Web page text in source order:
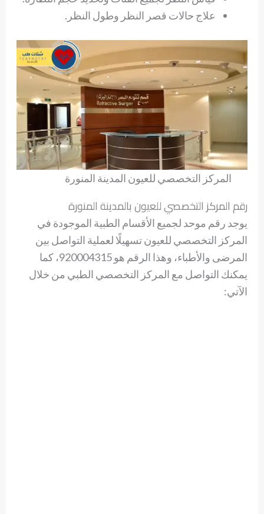
علاج حالات قصر النظر وطول النظر.
المركز التخصصي للعيون المدينة المنورة
رقم المركز التخصصي للعيون بالمدينة المنورة
يوجد رقم موحد لجميع الأقسام الطبية الموجودة في
المركز التخصصي للعيون تسهيلًا لعملية التواصل بين
المرضى والأطباء، وهذا الرقم هو 920004315، كما
يمكنك التواصل مع المركز التخصصي الطبي من خلال
الآتي: